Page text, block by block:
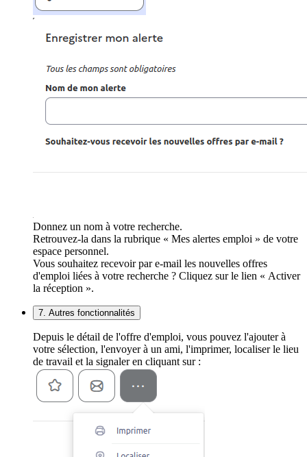
Donnez un nom à votre recherche.
Retrouvez-la dans la rubrique « Mes alertes emploi » de votre
espace personnel.
Vous souhaitez recevoir par e-mail les nouvelles offres
d'emploi liées à votre recherche ? Cliquez sur le lien « Activer
la réception ».
7. Autres fonctionnalités
Depuis le détail de l'offre d'emploi, vous pouvez l'ajouter à
votre sélection, l'envoyer à un ami, l'imprimer, localiser le lieu
de travail et la signaler en cliquant sur :